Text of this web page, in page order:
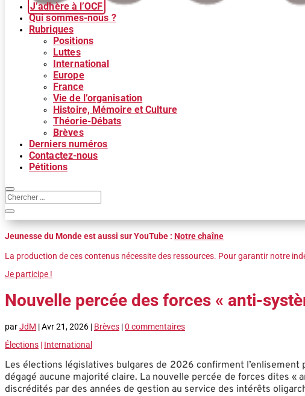
J’adhère à l’OCF
Qui sommes-nous ?
Rubriques
Positions
Luttes
International
Europe
France
Vie de l’organisation
Histoire, Mémoire et Culture
Théorie-Débats
Brèves
Derniers numéros
Contactez-nous
Pétitions
Jeunesse du Monde est aussi sur YouTube : Notre chaîne
La production de ces contenus nécessite des ressources. Pour garantir notre
Je participe !
Nouvelle percée des forces « anti-
parJdM |Avr 21, 2026 | Brèves |0 commentaires
Élections | International
Les élections législatives bulgares de 2026 confirment l’enlisement
dégagé aucune majorité claire. La nouvelle percée de forces dites
discrédités par des années de gestion au service des intérêts